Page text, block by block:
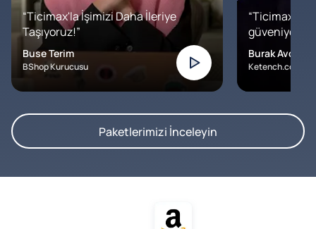
“Ticimax'la İşimizi Daha İleriye
Taşıyoruz!”
Buse Terim
BShop Kurucusu
“Ticimax'a
Burak Avcılar
Ketench.com –
Paketlerimizi İnceleyin